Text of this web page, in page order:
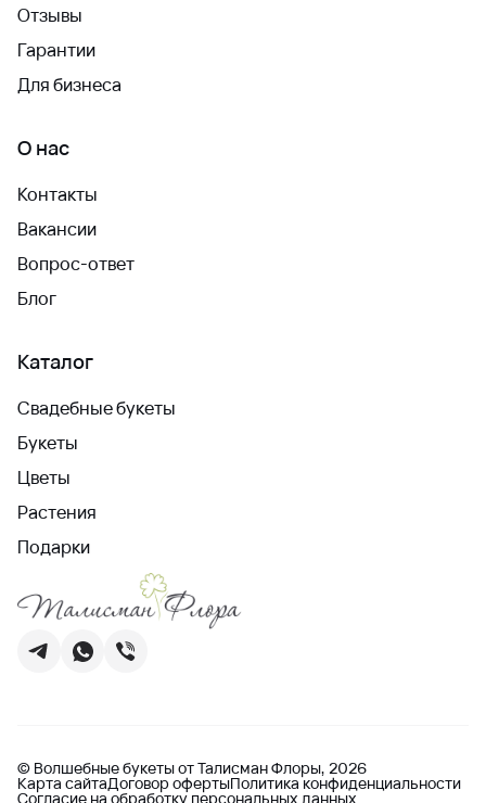
Отзывы
Гарантии
Для бизнеса
О нас
Контакты
Вакансии
Вопрос-ответ
Блог
Каталог
Свадебные букеты
Букеты
Цветы
Растения
Подарки
© Волшебные букеты от Талисман Флоры, 2026
Карта сайтаДоговор офертыПолитика конфиденциальности
Согласие на обработку персональных данных